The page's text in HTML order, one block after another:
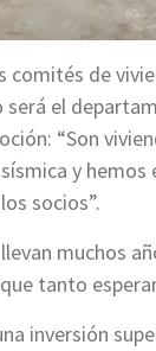
comités de
el
“Son
y
socios”.
muchos
tanto
inversión